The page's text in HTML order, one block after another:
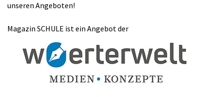
unseren Angeboten!
Magazin SCHULE ist ein Angebot der